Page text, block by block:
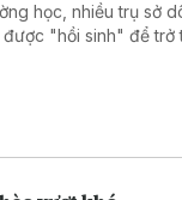
học, nhiều trụ sở
"hồi sinh" để trở